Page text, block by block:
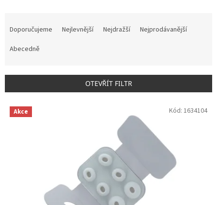
r
o
d
Doporučujeme Nejlevnější Nejdražší
Nejprodávanější
Abecedně
OTEVŘÍT FILTR
V Akce Kód: 1634104